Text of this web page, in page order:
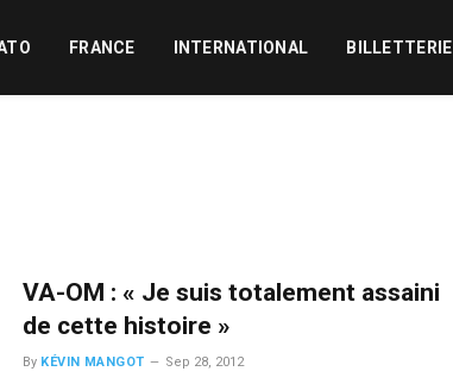
FRANCE INTERNATIONAL BILLETTERIE
VA-OM : « Je suis totalement assaini
de cette histoire »
By KÉVIN MANGOT Sep 28, 2012